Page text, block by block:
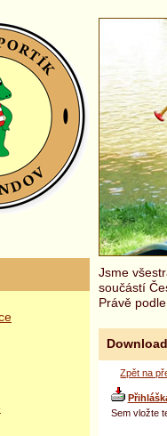
Jsme
součástí
Právě
Zpět na
Sem vložte